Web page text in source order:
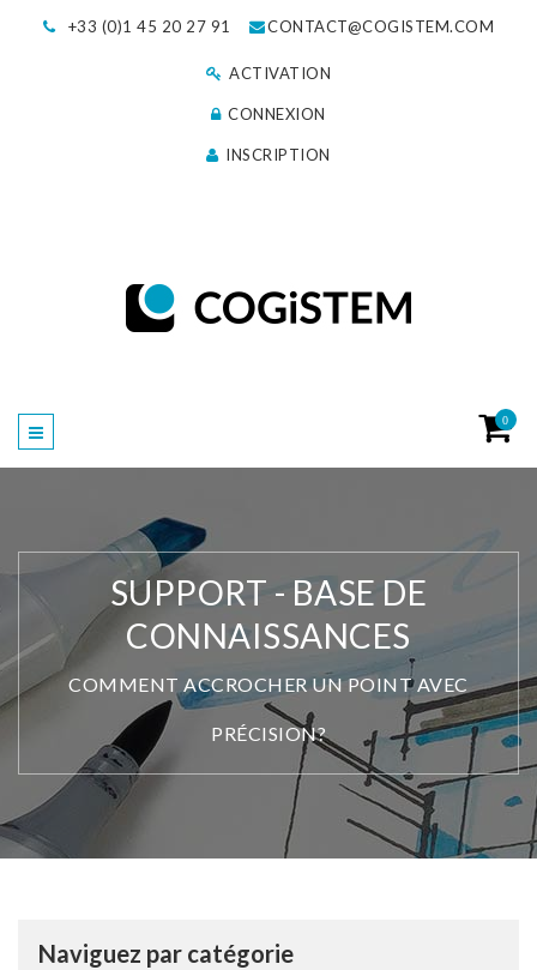
+33 (0)1 45 20 27 91 CONTACT@COGISTEM.COM
ACTIVATION
CONNEXION
INSCRIPTION
0
SUPPORT - BASE DE
CONNAISSANCES
COMMENT ACCROCHER UN POINT AVEC
PRÉCISION?
Naviguez par catégorie